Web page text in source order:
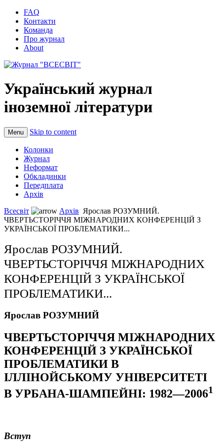
FAQ
Контакти
Команда
Про журнал
About
Український журнал
іноземної літератури
Menu Skip to content
Колонки
Журнал
Неформат
Обкладинки
Передплата
Архів
Всесвіт
Архів Ярослав РОЗУМНИЙ.
ЧВЕРТЬСТОРIЧЧЯ МIЖНАРОДНИХ КОНФЕРЕНЦIЙ З
УКРАЇНСЬКОЇ ПРОБЛЕМАТИКИ...
Ярослав РОЗУМНИЙ.
ЧВЕРТЬСТОРIЧЧЯ МIЖНАРОДНИХ
КОНФЕРЕНЦIЙ З УКРАЇНСЬКОЇ
ПРОБЛЕМАТИКИ...
Ярослав РОЗУМНИЙ
ЧВЕРТЬСТОРIЧЧЯ МIЖНАРОДНИХ
КОНФЕРЕНЦIЙ З УКРАЇНСЬКОЇ
ПРОБЛЕМАТИКИ В
IЛЛIНОЙСЬКОМУ УНIВЕРСИТЕТI
В УРБАНА-ШАМПЕЙНІ: 1982—20061
Вступ